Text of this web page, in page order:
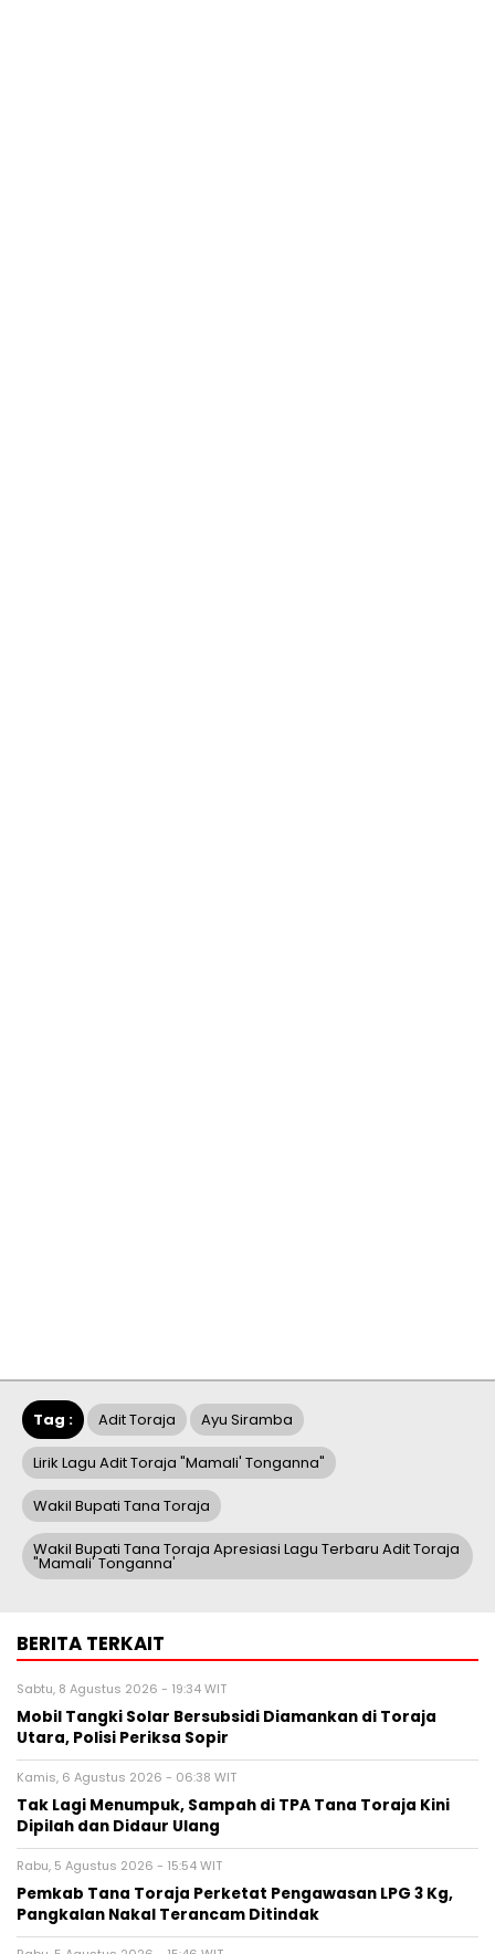
Tag : Adit Toraja Ayu Siramba
Lirik Lagu Adit Toraja "Mamali' Tonganna"
Wakil Bupati Tana Toraja
Wakil Bupati Tana Toraja Apresiasi Lagu Terbaru Adit Toraja
"Mamali' Tonganna'
BERITA TERKAIT
Sabtu, 8 Agustus 2026 - 19:34 WIT
Mobil Tangki Solar Bersubsidi Diamankan di Toraja
Utara, Polisi Periksa Sopir
Kamis, 6 Agustus 2026 - 06:38 WIT
Tak Lagi Menumpuk, Sampah di TPA Tana Toraja Kini
Dipilah dan Didaur Ulang
Rabu, 5 Agustus 2026 - 15:54 WIT
Pemkab Tana Toraja Perketat Pengawasan LPG 3 Kg,
Pangkalan Nakal Terancam Ditindak